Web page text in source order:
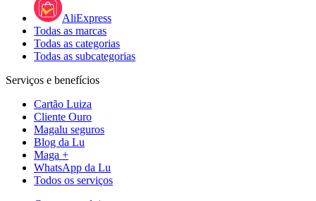
AliExpress
Todas as marcas
Todas as categorias
Todas as subcategorias
Serviços e benefícios
Cartão Luiza
Cliente Ouro
Magalu seguros
Blog da Lu
Maga +
WhatsApp da Lu
Todos os serviços